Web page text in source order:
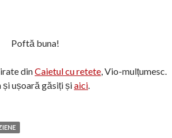
Poftă buna!
dinCaietul cu retete, Vio-mulțumesc.
și ușoară găsiți șiaici.